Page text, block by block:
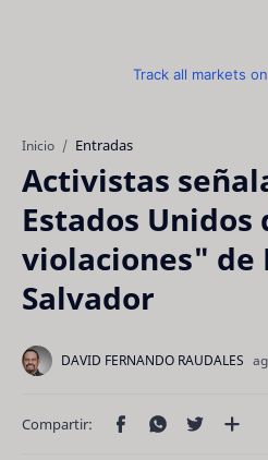
Track all markets
Inicio Entradas
Activistas
Estados
violaciones" de
Salvador